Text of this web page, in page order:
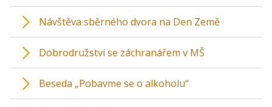
Návštěva sběrného dvora na Den Země
Dobrodružství se záchranářem v MŠ
Beseda „Pobavme se o alkoholu“